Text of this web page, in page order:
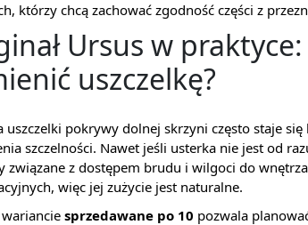
którzy chcą zachować zgodność części z
Ursus w
uszczelkę?
uszczelki pokrywy dolnej skrzyni często staje
szczelności. Nawet jeśli usterka nie jest od
związane z dostępem brudu i wilgoci do
więc jej zużycie jest naturalne.
sprzedawane po 10 pozwala